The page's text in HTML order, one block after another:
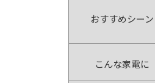
おすすめシーン
こんな家電に